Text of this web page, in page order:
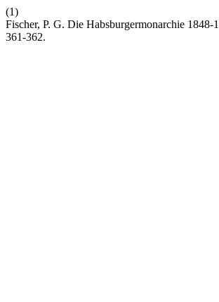
(1)
Fischer, P. G. Die Habsburgermonarchie
361-362.